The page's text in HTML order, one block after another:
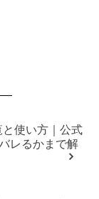
使い方｜公式
レるかまで解